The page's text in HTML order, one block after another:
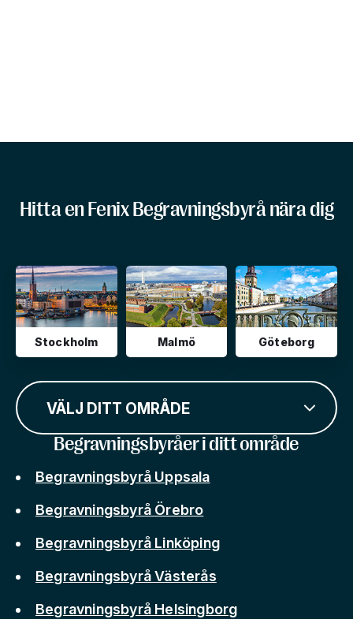
Hitta en Fenix Begravningsbyrå nära dig
Stockholm Malmö Göteborg
VÄLJ DITT OMRÅDE
Begravningsbyråer i ditt område
Begravningsbyrå Uppsala
Begravningsbyrå Örebro
Begravningsbyrå Linköping
Begravningsbyrå Västerås
Begravningsbyrå Helsingborg